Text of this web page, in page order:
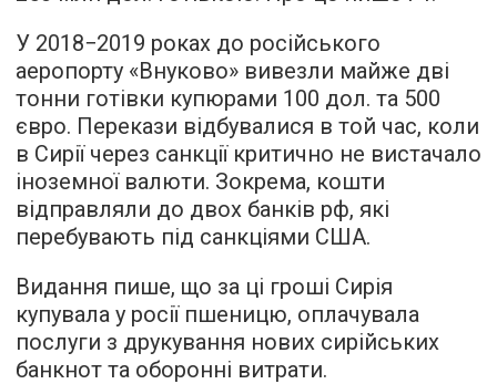
У 2018−2019 роках до російського
аеропорту «Внуково» вивезли майже дві
тонни готівки купюрами 100 дол. та 500
євро. Перекази відбувалися в той час, коли
в Сирії через санкції критично не вистачало
іноземної валюти. Зокрема, кошти
відправляли до двох банків рф, які
перебувають під санкціями США.
Видання пише, що за ці гроші Сирія
купувала у росії пшеницю, оплачувала
послуги з друкування нових сирійських
банкнот та оборонні витрати.